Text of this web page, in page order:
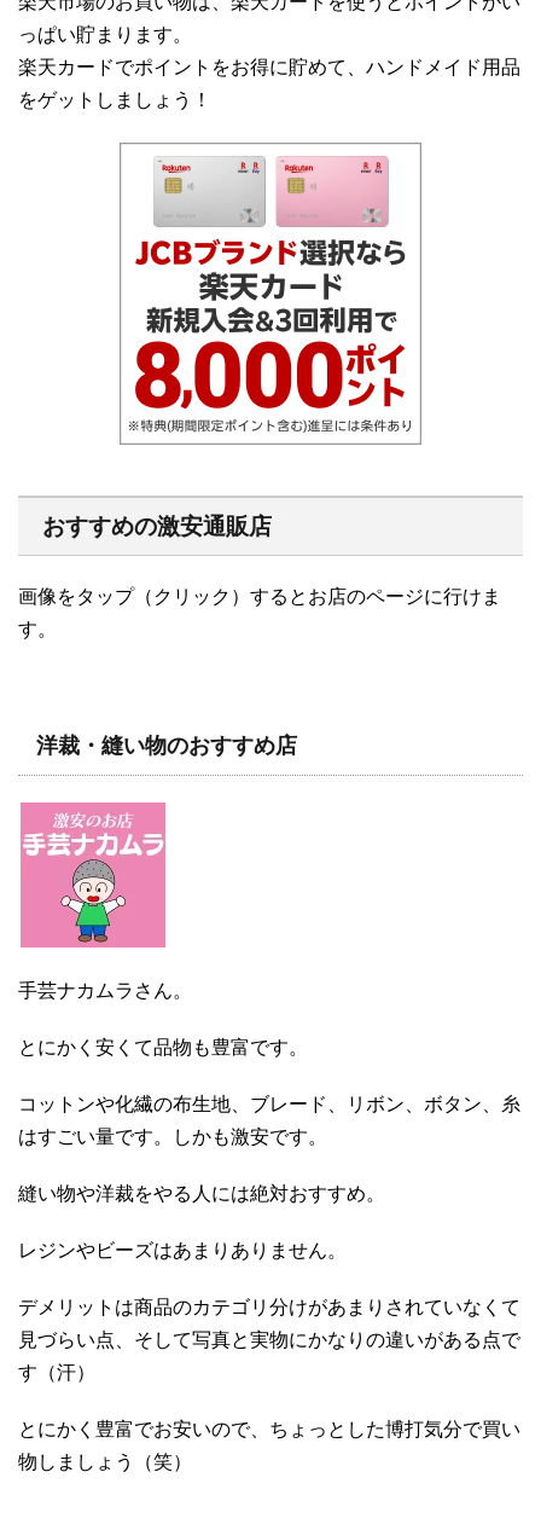
っぱい貯まります。
楽天カードでポイントをお得に貯めて、ハンドメイド用品
をゲットしましょう！
おすすめの激安通販店
画像をタップ（クリック）するとお店のページに行けま
す。
洋裁・縫い物のおすすめ店
手芸ナカムラさん。
とにかく安くて品物も豊富です。
コットンや化繊の布生地、ブレード、リボン、ボタン、糸
はすごい量です。しかも激安です。
縫い物や洋裁をやる人には絶対おすすめ。
レジンやビーズはあまりありません。
デメリットは商品のカテゴリ分けがあまりされていなくて
見づらい点、そして写真と実物にかなりの違いがある点で
す（汗）
とにかく豊富でお安いので、ちょっとした博打気分で買い
物しましょう（笑）